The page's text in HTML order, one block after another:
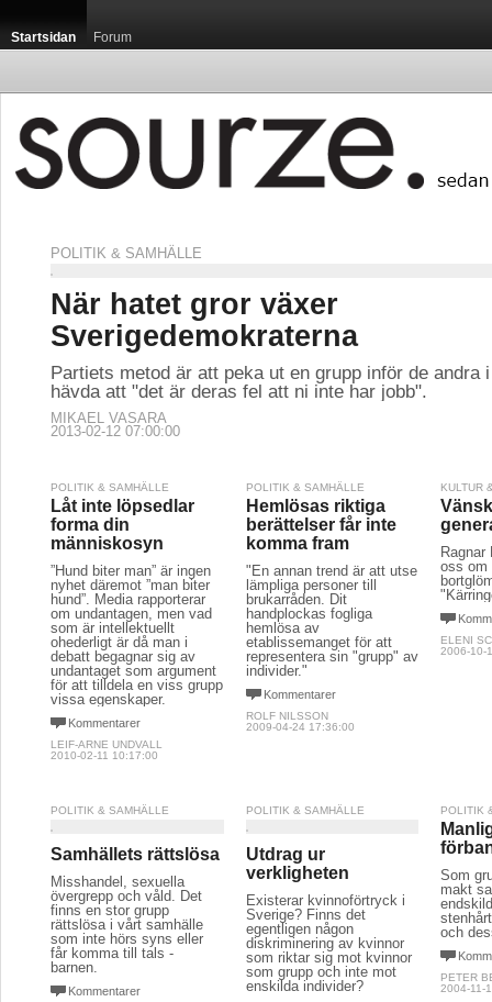
Startsidan Forum
POLITIK & SAMHÄLLE
När hatet gror växer
Sverigedemokraterna
Partiets metod är att peka ut en grupp inför de andra
hävda att "det är deras fel att ni inte har jobb".
MIKAEL VASARA
2013-02-12 07:00:00
POLITIK & SAMHÄLLE
Låt inte löpsedlar
forma din
människosyn
”Hund biter man” är ingen
nyhet däremot ”man biter
hund”. Media rapporterar
om undantagen, men vad
som är intellektuellt
ohederligt är då man i
debatt begagnar sig av
undantaget som argument
för att tilldela en viss grupp
vissa egenskaper.
Kommentarer
LEIF-ARNE UNDVALL
2010-02-11 10:17:00
POLITIK & SAMHÄLLE
Hemlösas riktiga
berättelser får inte
komma fram
"En annan trend är att utse
lämpliga personer till
brukarråden. Dit
handplockas fogliga
hemlösa av
etablissemanget för att
representera sin "grupp" av
individer."
Kommentarer
ROLF NILSSON
2009-04-24 17:36:00
KULTUR
Ragnar
oss om
ELENI
2006-10-
POLITIK & SAMHÄLLE
Samhällets rättslösa
Misshandel, sexuella
övergrepp och våld. Det
finns en stor grupp
rättslösa i vårt samhälle
som inte hörs syns eller
får komma till tals -
barnen.
Kommentarer
POLITIK & SAMHÄLLE
Utdrag ur
verkligheten
Existerar kvinnoförtryck i
Sverige? Finns det
egentligen någon
diskriminering av kvinnor
som riktar sig mot kvinnor
som grupp och inte mot
enskilda individer?
POLITIK
Som
makt
och
PETER
2004-11-